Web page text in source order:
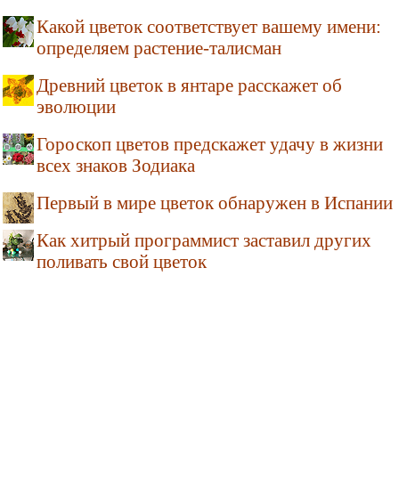
Какой цветок соответствует вашему имени:
определяем растение-талисман
Древний цветок в янтаре расскажет об
эволюции
Гороскоп цветов предскажет удачу в жизни
всех знаков Зодиака
Первый в мире цветок обнаружен в Испании
Как хитрый программист заставил других
поливать свой цветок